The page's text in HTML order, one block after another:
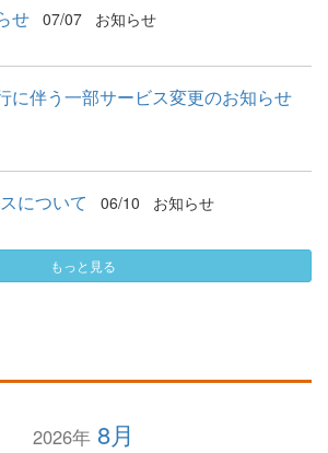
せ 07/07 お知らせ
に伴う一部サービス変更のお知らせ
について 06/10 お知らせ
もっと見る
2026年8月